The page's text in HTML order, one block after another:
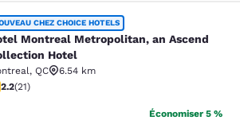
Metropolitan, an
CHEZ CHOICE HOTELS
Montreal Metropolitan, an Ascend
Hotel
, QC
6.54 km
étoiles. Moyen. 21 commentaires
2.2(21)
Économiser 5 %